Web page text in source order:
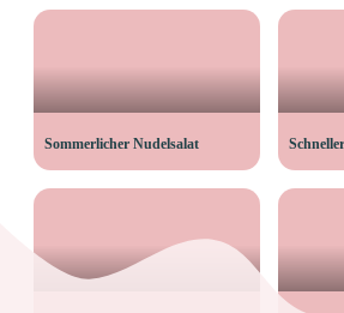
Sommerlicher Nudelsalat